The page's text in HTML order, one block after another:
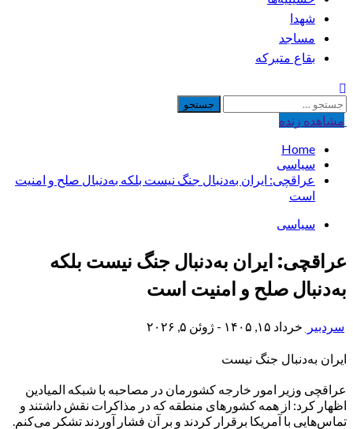
شهدا
مساجد
بقاع متبرکه
جستجو
برای:
مشاهده‌ زنده
Home
سیاسی
عراقچی: ایران به‌دنبال جنگ نیست بلکه به‌دنبال صلح و امنیت
است
سیاسی
عراقچی: ایران به‌دنبال جنگ نیست بلکه
به‌دنبال صلح و امنیت است
سردبیر خرداد ۱۵, ۱۴۰۵ - ژوئن ۵, ۲۰۲۶
ایران به‌دنبال جنگ نیست
عراقچی وزیر امور خارجه کشورمان در مصاحبه با شبکه المیادین
اظهار کرد: از همه کشورهای منطقه که در مذاکرات نقش داشتند و
تماس‌هایی با آمریکا برقرار کردند و بر آن فشار آوردند تشکر می‌کنم.